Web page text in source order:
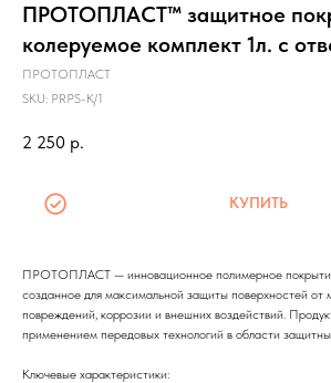
ПРОТОПЛАСТ™ защитное
колеруемое комплект 1л. с
ПРОТОПЛАСТ
SKU: PRPS-K/1
2 250 р.
КУПИТЬ
ПРОТОПЛАСТ — инновационное полимерное покрытие
созданное для максимальной защиты поверхностей от
повреждений, коррозии и внешних воздействий.
применением передовых технологий в области
Ключевые характеристики: